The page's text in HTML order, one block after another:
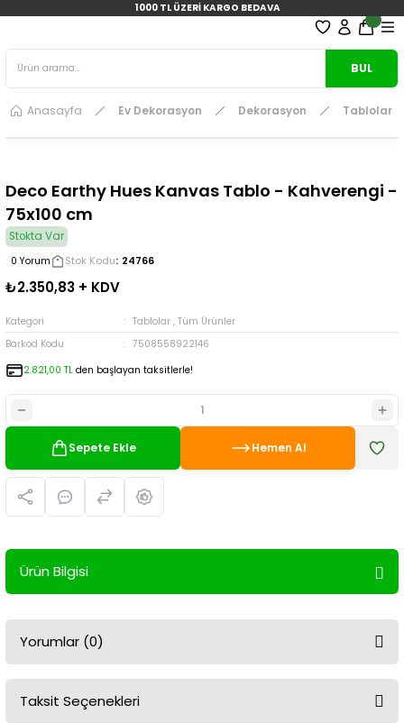
1000 TL ÜZERİ KARGO BEDAVA
BUL
Anasayfa Ev Dekorasyon Dekorasyon Tablolar
Deco Earthy Hues Kanvas Tablo - Kahverengi -
75x100 cm
Stokta Var
0 Yorum Stok Kodu 24766
₺2.350,83 + KDV
Kategori Tablolar , Tüm Ürünler
Barkod Kodu
7508558922146
2.821,00 TL den başlayan taksitlerle!
Sepete Ekle Hemen Al
Ürün Bilgisi
Yorumlar (0)
Taksit Seçenekleri